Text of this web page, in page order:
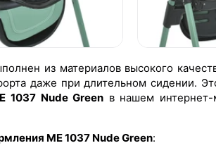
из материалов высокого
даже при длительном сидении.
1037 Nude Green в нашем интернет-
ME 1037 Nude Green: